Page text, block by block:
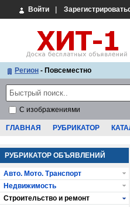
Войти
Регион - Повсеместно
С изображениями
ГЛАВНАЯ РУБРИКАТОР
РУБРИКАТОР ОБЪЯВЛЕНИЙ
Авто. Мото. Транспорт
Недвижимость
Строительство и ремонт